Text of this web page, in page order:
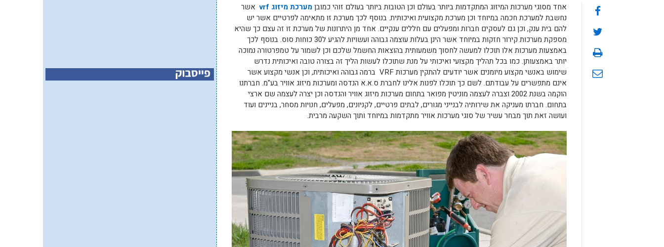
אחד מסוגי מערכות המיזוג המתקדמות ביותר בעולם וכן הטובות ביותר בעולם זוהי כמובןמערכת מיזוג vrfאשר
נחשבת למערכת חכמה במיוחד וכן מערכת מקצועית ואיכותית. בנוסף לכך מערכת זו מתאימה לפרטיים אשר יש
להם בית ענק, וכן גם לעסקים חברות ומפעלים עם חללים ענקיים. אחד מן היתרונות של מערכת זו זה עצם כך שהיא
מספקת מערכות קירור חזקות במיוחד אשר הינן בעלות עוצמה גבוהה ועשויות להגיע ל30 כוחות סוס. בנוסף לכך
באמצעות מערכות אלו תוכלו למעשה לחסוך משמעותית בהוצאות החשמל שלכם וכן לשמור על טמפרטורה נמוכה
יותר באמצעותן. כמו בכל תהליך מקצועי ואיכותי על מנת שתוכלו לעשות הליך זה בצורה טובה ואיכותית נדרש
שימוש באנשי מקצוע מיומנים אשר יודעים להתקין מערכות VRF ברמה גבוהה ואיכותית, וכן אנשי מקצוע אשר
אינם מתפשרים על עבודתם. לשם כך תוכלו לפנות אלינו לחברת ס.א.א הנדסה ומערכות מיזוג אוויר בע"מ. חברתנו
הוקמה בשנת 2002 וצברה לעצמה מוניטין מפואר בתחום מערכות מיזוג אוויר והנדסה וכן יצרה לעצמה שם ארצי
בתחום. חברתו מעניקה את שירותיה לבנייני מגורים, לבתים פרטיים, לקניונים, מפעלים, חנויות מסחר, בניינים ועוד
ועושה זאת תוך מבחר עשיר של סוגי מערכות אוויר מתקדמות במיוחד ותוך השקעה מרבית.